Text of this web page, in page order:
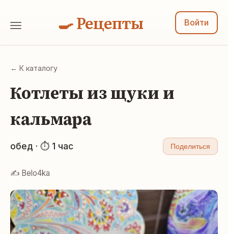
🍳 Рецепты Войти
← К каталогу
Котлеты из щуки и
кальмара
обед · ⏱ 1 час Поделиться
✍️ Belo4ka